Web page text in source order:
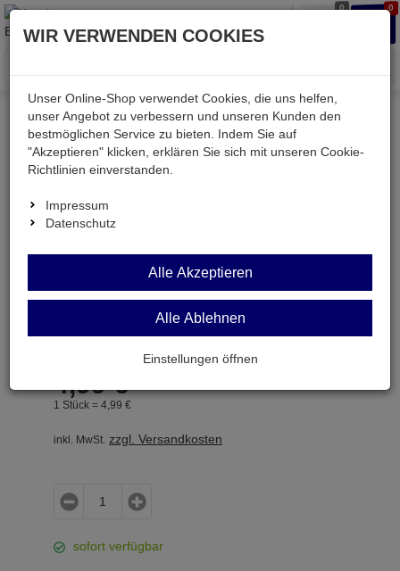
0 0
Menü
Weiter einkaufen Kessler electronic
TV & SAT
SAT-LNB-1U
SAT-LNB-1U
digitaler SAT-LNB für 1 Teilnehmer (HDTV/3D)
4,99 €
1 Stück = 4, 99 €
inkl. MwSt. zzgl. Versandkosten
sofort verfügbar
WIR VERWENDEN COOKIES
Unser Online-Shop verwendet Cookies, die uns helfen,
unser Angebot zu verbessern und unseren Kunden den
bestmöglichen Service zu bieten. Indem Sie auf
"Akzeptieren" klicken, erklären Sie sich mit unseren Cookie-
Richtlinien einverstanden.
Impressum
Datenschutz
Alle Akzeptieren
Alle Ablehnen
Einstellungen öffnen